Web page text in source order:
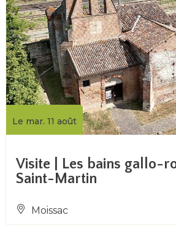
Le mar. 11 août
Visite | Les bains gallo-
Saint-Martin
Moissac